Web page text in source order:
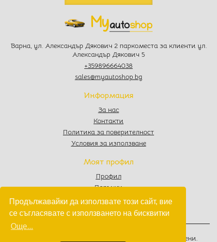
Продължавайки да използвате този сайт, вие
се съгласявате с използването на бисквитки
Още...
Варна, ул. Александър Дякович 2 паркоместа за клиенти ул.
Александър Дякович 5
+359896664038
sales@myautoshop.bg
Информация
За нас
Контакти
Политика за поверителност
Условия за използване
Моят профил
Профил
Поръчки
Любими
Количка
. Всички права запазени.